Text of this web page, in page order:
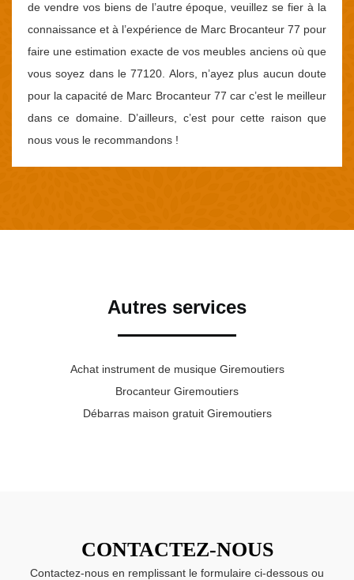
de vendre vos biens de l’autre époque, veuillez se fier à la
connaissance et à l’expérience de Marc Brocanteur 77 pour
faire une estimation exacte de vos meubles anciens où que
vous soyez dans le 77120. Alors, n’ayez plus aucun doute
pour la capacité de Marc Brocanteur 77 car c’est le meilleur
dans ce domaine. D’ailleurs, c’est pour cette raison que
nous vous le recommandons !
Autres services
Achat instrument de musique Giremoutiers
Brocanteur Giremoutiers
Débarras maison gratuit Giremoutiers
CONTACTEZ-NOUS
Contactez-nous en remplissant le formulaire ci-dessous ou